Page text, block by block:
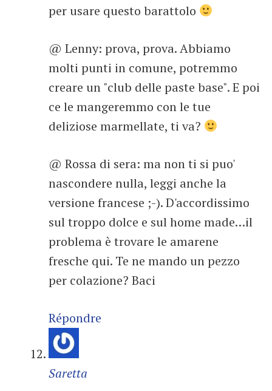
per usare questo barattolo
@ Lenny: prova, prova. Abbiamo
molti punti in comune, potremmo
creare un "club delle paste base". E poi
ce le mangeremmo con le tue
deliziose marmellate, ti va?
@ Rossa di sera: ma non ti si puo'
nascondere nulla, leggi anche la
versione francese ;-). D'accordissimo
sul troppo dolce e sul home made…il
problema è trovare le amarene
fresche qui. Te ne mando un pezzo
per colazione? Baci
Répondre
Saretta